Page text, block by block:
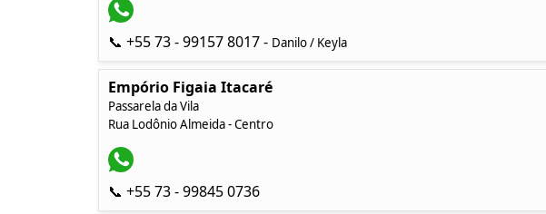
📞 +55 73 - 99157 8017 - Danilo / Keyla
Empório Figaia Itacaré
Passarela da Vila
Rua Lodônio Almeida - Centro
📞 +55 73 - 99845 0736